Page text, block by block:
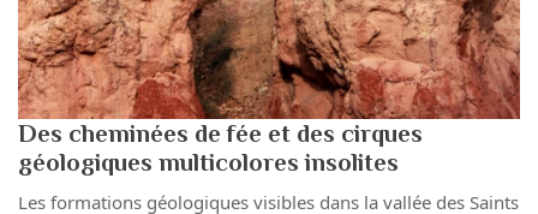
Des cheminées de fée et des cirques
géologiques multicolores insolites
Les formations géologiques visibles dans la vallée des Saints